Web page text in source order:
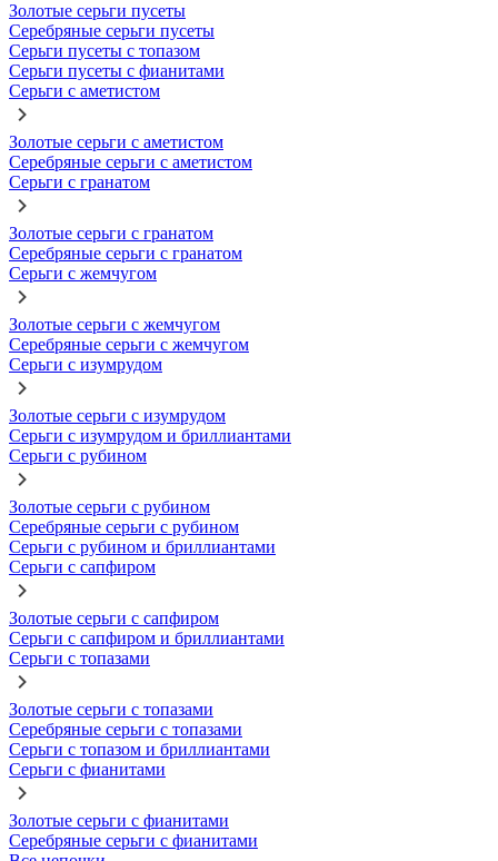
Золотые серьги пусеты
Серебряные серьги пусеты
Серьги пусеты с топазом
Серьги пусеты с фианитами
Серьги с аметистом
Золотые серьги с аметистом
Серебряные серьги с аметистом
Серьги с гранатом
Золотые серьги с гранатом
Серебряные серьги с гранатом
Серьги с жемчугом
Золотые серьги с жемчугом
Серебряные серьги с жемчугом
Серьги с изумрудом
Золотые серьги с изумрудом
Серьги с изумрудом и бриллиантами
Серьги с рубином
Золотые серьги с рубином
Серебряные серьги с рубином
Серьги с рубином и бриллиантами
Серьги с сапфиром
Золотые серьги с сапфиром
Серьги с сапфиром и бриллиантами
Серьги с топазами
Золотые серьги с топазами
Серебряные серьги с топазами
Серьги с топазом и бриллиантами
Серьги с фианитами
Золотые серьги с фианитами
Серебряные серьги с фианитами